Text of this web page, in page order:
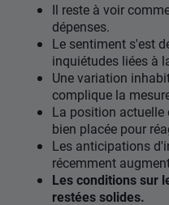
Il reste à voir
dépenses.
Le sentiment s'est
inquiétudes liées à
Une variation
complique la
La position actuelle
bien placée pour
Les anticipations
récemment
Les conditions sur
restées solides.